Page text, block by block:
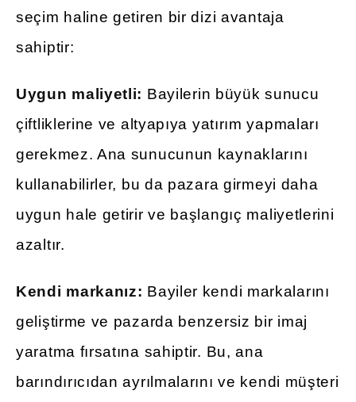
seçim haline getiren bir dizi avantaja
sahiptir:
Uygun maliyetli: Bayilerin büyük sunucu
çiftliklerine ve altyapıya yatırım yapmaları
gerekmez. Ana sunucunun kaynaklarını
kullanabilirler, bu da pazara girmeyi daha
uygun hale getirir ve başlangıç maliyetlerini
azaltır.
Kendi markanız: Bayiler kendi markalarını
geliştirme ve pazarda benzersiz bir imaj
yaratma fırsatına sahiptir. Bu, ana
barındırıcıdan ayrılmalarını ve kendi müşteri